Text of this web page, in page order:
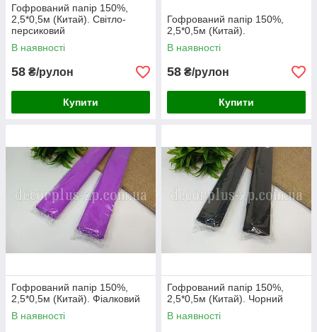
Гофрований папір 150%,
2,5*0,5м (Китай). Світло-
персиковий
В наявності
58 ₴/рулон
Купити
Гофрований папір 150%,
2,5*0,5м (Китай).
В наявності
58 ₴/рулон
Купити
Гофрований папір 150%,
2,5*0,5м (Китай). Фіалковий
В наявності
Гофрований папір 150%,
2,5*0,5м (Китай). Чорний
В наявності